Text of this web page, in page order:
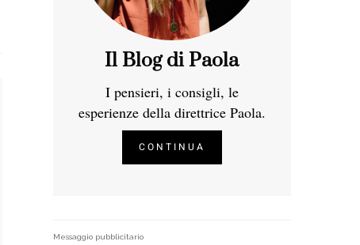
Il Blog di Paola
I pensieri, i consigli, le
esperienze della direttrice Paola.
CONTINUA
Messaggio pubblicitario